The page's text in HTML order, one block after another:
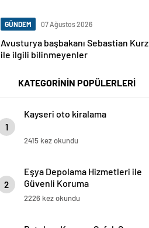
GÜNDEM 07 Ağustos 2026
Avusturya başbakanı Sebastian Kurz
ile ilgili bilinmeyenler
KATEGORİNİN POPÜLERLERİ
1
Kayseri oto kiralama
2415 kez okundu
2
Eşya Depolama Hizmetleri ile
Güvenli Koruma
2226 kez okundu